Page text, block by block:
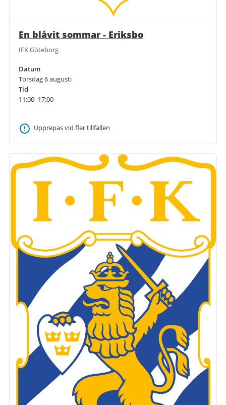
En blåvit sommar - Eriksbo
IFK Göteborg
Datum
Torsdag 6 augusti
Tid
11:00–17:00
Upprepas vid fler tillfällen